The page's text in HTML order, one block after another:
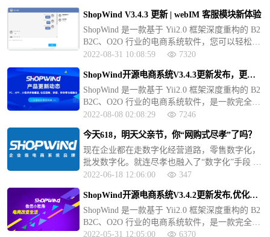
ShopWind V3.4.3 更新 | webIM 客服模块新体验
ShopWind 是一款基于 Yii2.0 框架深度重构的 B2
B2C、O2O 行业的电商系统软件，您可以轻松创
建和发布属于自己品牌的专业的电商平台，进行
标准版开始走向开源，打造一款完全开源的电商
系统，可以免费用于商业运营或者二次开发，免
于商业版权的烦恼。
2022-08-31 10:08:59 7320
ShopWind开源电商系统V3.4.3更新发布，更多
核心功能来袭！
ShopWind 是一款基于 Yii2.0 框架深度重构的 B2
B2C、O2O 行业的电商系统软件，是一款完全开
源的电商系统，可以免费用于商业运营或者二次
C、手机 H5、微商城、APP 客户端（Andorid+iO
S）、微信小程序等多端。ShopWind 提供专业、
快速、安全的底层软件设计和免费的更新升级服
务，做好完善的开发文档和接口文档方便开发者
插件。
2022-08-08 02:08:29 7246
今天618，明天父亲节，你“网购式尽孝”了吗？
现在企业都在走数字化经营道路，零售数字化，
批发数字化。就连尽孝也融入了“数字化”手段 ，
出现了“网购式尽孝”这样的说法。甚至近期冲上
2022-06-18 12:06:00 347
ShopWind开源电商系统V3.4.2更新发布,优化钱
包等模块功能！
ShopWind 是一款基于 Yii2.0 框架深度重构的 B2
B2C、O2O 行业的电商系统软件，是一款完全开
源的电商系统，可以免费用于商业运营或者二次
2022-05-31 12:05:00 6370